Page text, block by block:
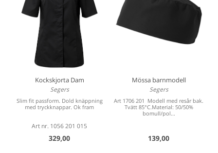
Kockskjorta Dam
Segers
Slim fit passform. Dold knäppning
med tryckknappar. Ok fram
Art nr. 1056 201 015
329,00
Mössa barnmodell
Segers
Art 1706 201 Modell med resår bak.
Tvätt 85°C.Material: 50/50%
bomull/pol...
139,00